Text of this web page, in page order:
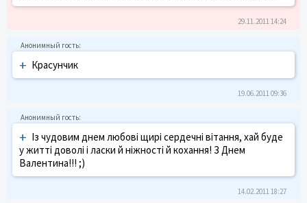
29.11.2011 14:24
+ Красунчик
19.06.2011 09:36
+ Із чудовим днем любові щирі сердечні вітання, хай буде
у житті доволі і ласки й ніжності й кохання! З Днем
Валентина!!! ;)
14.02.2011 18:27